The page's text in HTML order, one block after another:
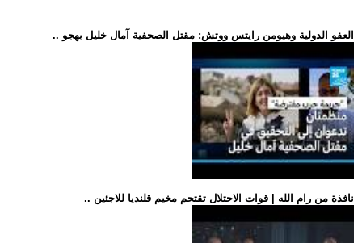
.. العفو الدولية وهيومن رايتس ووتش: مقتل الصحفية آمال خليل بهجو
.. نافذة من رام الله | قوات الاحتلال تقتحم مخيم قلنديا للاجئين